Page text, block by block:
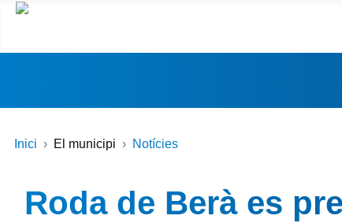
Inici El municipi Notícies
Roda de Berà es